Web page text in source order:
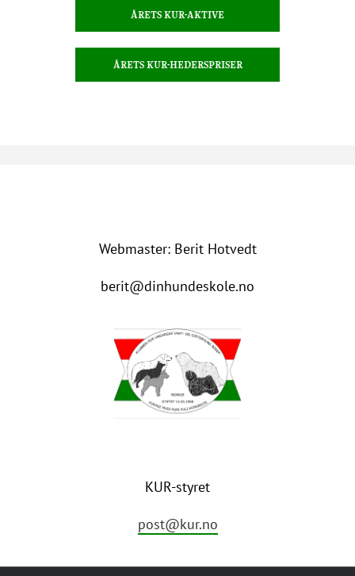
ÅRETS KUR-AKTIVE
ÅRETS KUR-HEDERSPRISER
Webmaster: Berit Hotvedt
berit@dinhundeskole.no
KUR-styret
post@kur.no